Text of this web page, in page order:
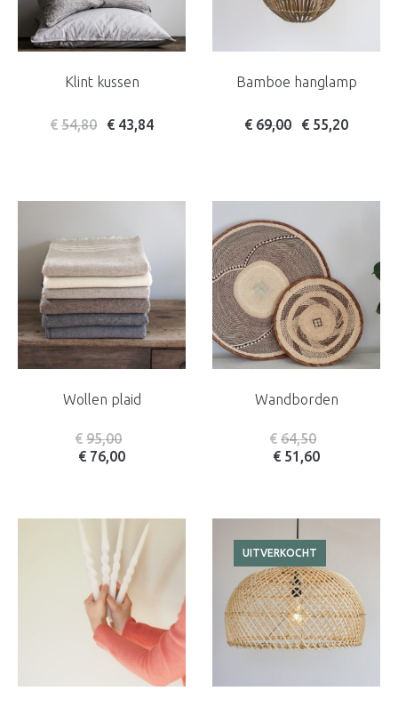
Klint kussen
€ 54,80 € 43,84
Bamboe hanglamp
Oorspronkelijke prijs
€ 69,00Huidige prijs is:
€ 55,20
Wollen plaid
€ 95,00
€ 76,00
Wandborden
€ 64,50
€ 51,60
UITVERKOCHT